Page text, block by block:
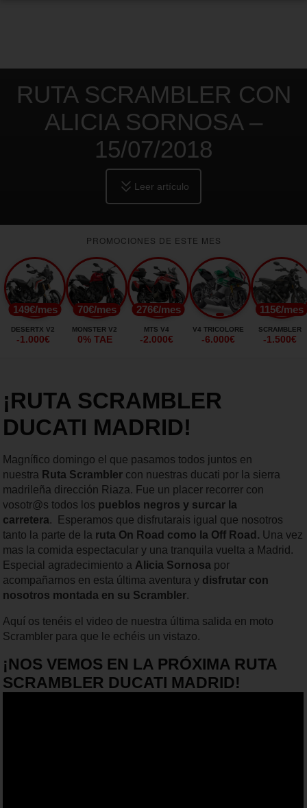
RUTA SCRAMBLER CON
ALICIA SORNOSA –
15/07/2018
Leer artículo
PROMOCIONES DE ESTE MES
149€/mes
DESERTX V2
-1.000€
70€/mes
MONSTER V2
0% TAE
276€/mes
MTS V4
-2.000€
V4 TRICOLORE
-6.000€
115€/mes
SCRAMBLER
-1.500€
¡RUTA SCRAMBLER
DUCATI MADRID!
Magnífico domingo el que pasamos todos juntos en
nuestra Ruta Scrambler con nuestras ducati por la sierra
madrileña dirección Riaza. Fue un placer recorrer con
vosotr@s todos los pueblos negros y surcar la
carretera. Esperamos que disfrutarais igual que nosotros
tanto la parte de la ruta On Road como la Off Road. Una vez
mas la comida espectacular y una tranquila vuelta a Madrid.
Especial agradecimiento a Alicia Sornosa por
acompañarnos en esta última aventura y disfrutar con
nosotros montada en su Scrambler.
Aquí os tenéis el video de nuestra última salida en moto
Scrambler para que le echéis un vistazo.
¡NOS VEMOS EN LA PRÓXIMA RUTA
SCRAMBLER DUCATI MADRID!